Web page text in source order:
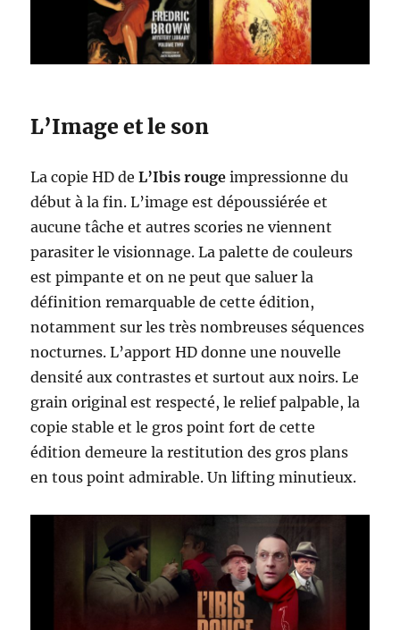
L’Image et le son
La copie HD deL’Ibis rouge impressionne du
début à la fin. L’image est dépoussiérée et
aucune tâche et autres scories ne viennent
parasiter le visionnage. La palette de couleurs
est pimpante et on ne peut que saluer la
définition remarquable de cette édition,
notamment sur les très nombreuses séquences
nocturnes. L’apport HD donne une nouvelle
densité aux contrastes et surtout aux noirs. Le
grain original est respecté, le relief palpable, la
copie stable et le gros point fort de cette
édition demeure la restitution des gros plans
en tous point admirable. Un lifting minutieux.